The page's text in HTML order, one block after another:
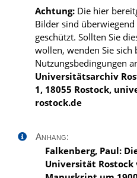
Achtung: Die hier
Bilder sind
geschützt. Sollten Sie
wollen, wenden Sie sich
Nutzungsbedingungen
Universitätsarchiv
1, 18055 Rostock,
rostock.de
Anhang:
Falkenberg, Paul:
Universität Rostock